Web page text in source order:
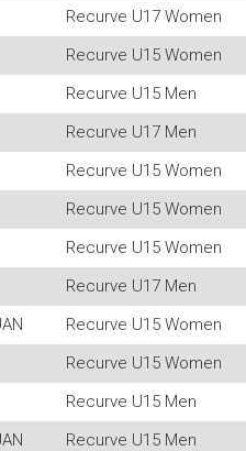
Recurve U17 Women
Recurve U15 Women
Recurve U15 Men
Recurve U17 Men
Recurve U15 Women
Recurve U15 Women
Recurve U15 Women
Recurve U17 Men
Recurve U15 Women
Recurve U15 Women
Recurve U15 Men
Recurve U15 Men